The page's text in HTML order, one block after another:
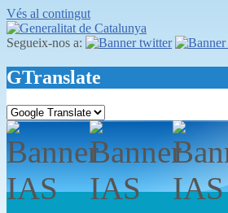
Vés al contingut
Segueix-nos a:
GTranslate